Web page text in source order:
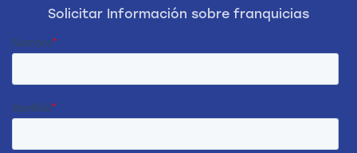
Solicitar Información sobre franquicias